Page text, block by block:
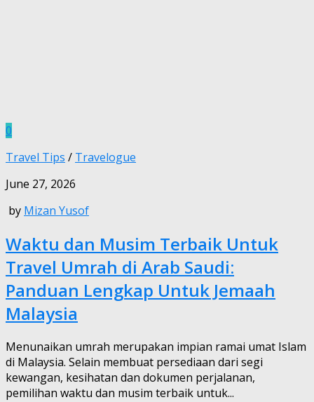
0
Travel Tips / Travelogue
June 27, 2026
by Mizan Yusof
Waktu dan Musim Terbaik Untuk
Travel Umrah di Arab Saudi:
Panduan Lengkap Untuk Jemaah
Malaysia
Menunaikan umrah merupakan impian ramai umat Islam
di Malaysia. Selain membuat persediaan dari segi
kewangan, kesihatan dan dokumen perjalanan,
pemilihan waktu dan musim terbaik untuk...